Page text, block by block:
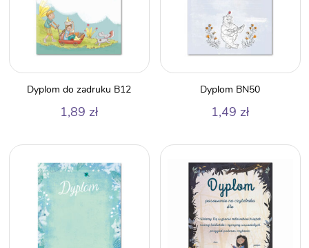
Dyplom do zadruku B12
1,89 zł
Dyplom BN50
1,49 zł